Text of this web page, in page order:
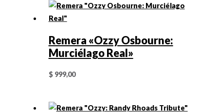
Remera «Ozzy Osbourne:
Murciélago Real»
$999,00